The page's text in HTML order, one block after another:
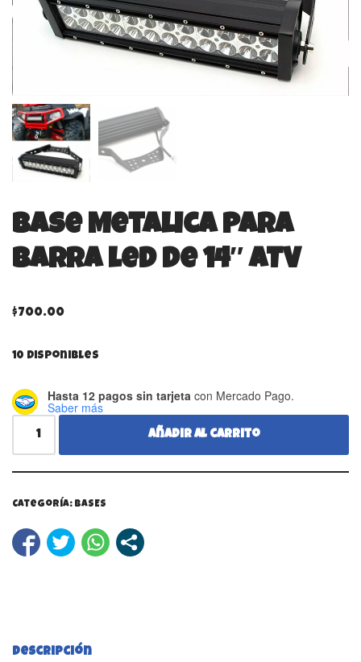
Base Metalica Para
Barra led De 14″ ATV
$700.00
10 disponibles
Hasta 12 pagos sin tarjeta con Mercado Pago.
Saber más
Añadir al carrito
Categoría: BASES
Descripción